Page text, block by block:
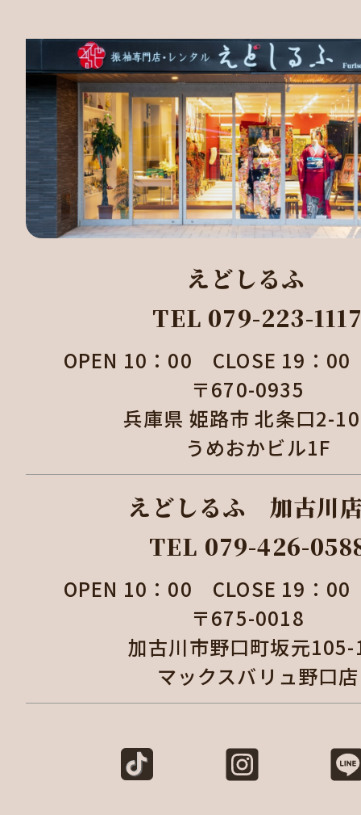
えどしるふ
TEL 079-223-
OPEN 10：00 CLOSE 19：
〒670-0935
兵庫県 姫路市 北条口
うめおかビル1F
えどしるふ 加古
TEL 079-426-
OPEN 10：00 CLOSE 19：
〒675-0018
加古川市野口町坂元
マックスバリュ野口店